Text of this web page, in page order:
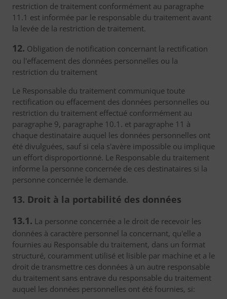
restriction de traitement conformément au paragraphe
11.1 est informée par le responsable du traitement avant
la levée de la restriction de traitement.
12. Obligation de notification concernant la rectification
ou l'effacement des données personnelles ou la
restriction du traitement
Le Responsable du traitement communique toute
rectification ou effacement des données personnelles ou
restriction du traitement effectué conformément au
paragraphe 9, paragraphe 10.1. et paragraphe 11 à
chaque destinataire auquel les données personnelles ont
été divulguées, sauf si cela s'avère impossible ou implique
un effort disproportionné. Le Responsable du traitement
informe la personne concernée de ces destinataires si la
personne concernée le demande.
13. Droit à la portabilité des données
13.1. La personne concernée a le droit de recevoir les
données à caractère personnel la concernant, qu'elle a
fournies au Responsable du traitement, dans un format
structuré, couramment utilisé et lisible par machine et a le
droit de transmettre ces données à un autre responsable
du traitement sans entrave du responsable du traitement
auquel les données personnelles ont été fournies, si: